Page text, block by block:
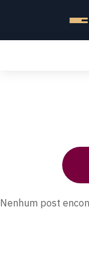
Nenhum post